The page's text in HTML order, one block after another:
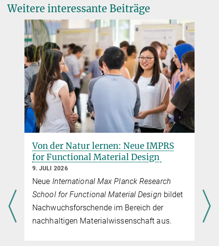
Rajat K. Singh, Sabrina Omoregbee-Leichnitz, Eric T. Sletten,
José Danglad-Flores, Peter H. Seeberger
Glycan microarray analysis of Candida-related antibodies in
human and mice sera guides biomarker discovery and vaccine
development
PNAS (2025)
Source
DOI
Weitere interessante Beiträge
Von der Natur lernen: Neue IMPRS
for Functional Material Design
9. JULI 2026
Neue International Max Planck Research
School for Functional Material Design bildet
Nachwuchsforschende im Bereich der
nachhaltigen Materialwissenschaft aus.